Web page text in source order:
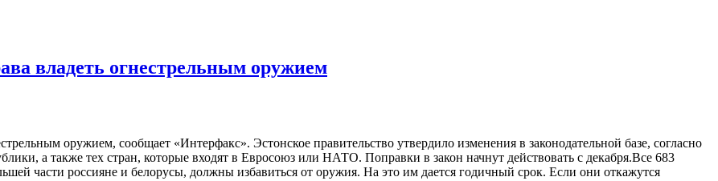
владеть огнестрельным оружием
оружием, сообщает «Интерфакс». Эстонское правительство утвердило изменения в законодательной базе, согласно
а также тех стран, которые входят в Евросоюз или НАТО. Поправки в закон начнут действовать с декабря.Все 683
части россияне и белорусы, должны избавиться от оружия. На это им дается годичный срок. Если они откажутся